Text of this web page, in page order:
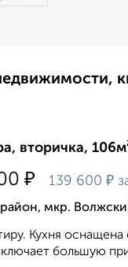
вторичка,
₽ 139 600 ₽
мкр.
Кухня
большую